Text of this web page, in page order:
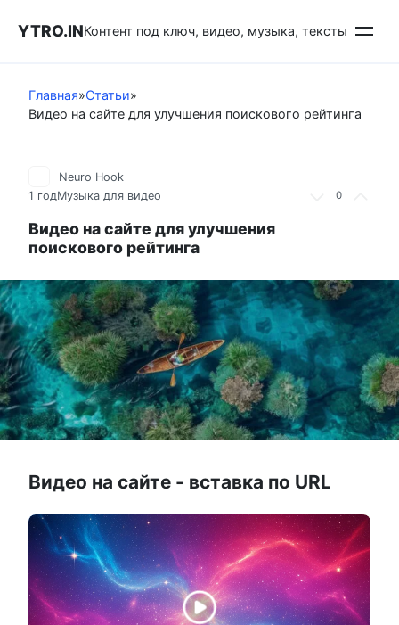
YTRO.INКонтент под ключ, видео, музыка, тексты
Главная»Статьи»
Видео на сайте для улучшения поискового рейтинга
0
Neuro Hook
1 годМузыка для видео
Видео на сайте для улучшения
поискового рейтинга
Видео на сайте - вставка по URL